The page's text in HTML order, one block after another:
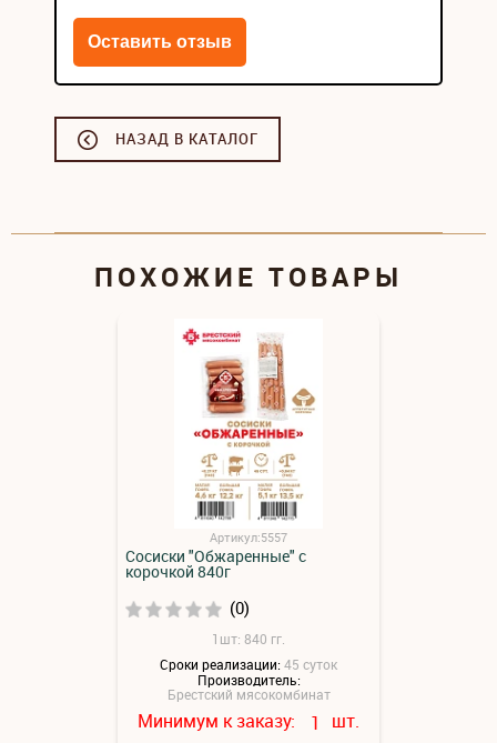
НАЗАД В КАТАЛОГ
ПОХОЖИЕ ТОВАРЫ
Артикул:5557
Сосиски "Обжаренные" с
корочкой 840г
(0)
1шт: 840 гг.
Сроки реализации:45 суток
Производитель:
Брестский мясокомбинат
Минимум к заказу: 1 шт.